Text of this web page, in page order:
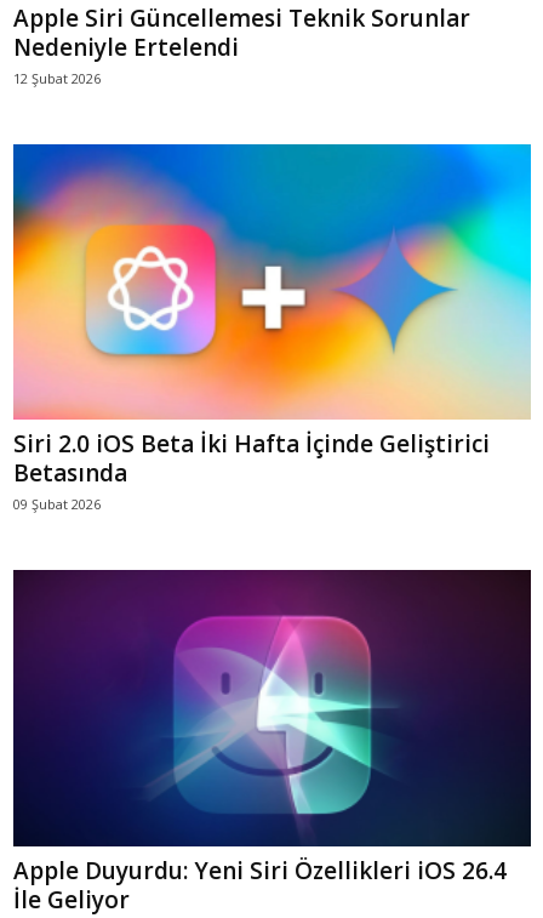
Apple Siri Güncellemesi Teknik Sorunlar
Nedeniyle Ertelendi
12 Şubat 2026
Siri 2.0 iOS Beta İki Hafta İçinde Geliştirici
Betasında
09 Şubat 2026
Apple Duyurdu: Yeni Siri Özellikleri iOS 26.4
İle Geliyor